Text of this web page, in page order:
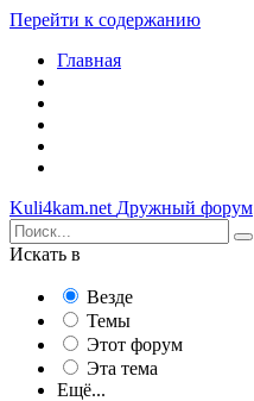
Перейти к содержанию
Главная
Kuli4kam.net Дружный форум
Искать в
Везде
Темы
Этот форум
Эта тема
Ещё...